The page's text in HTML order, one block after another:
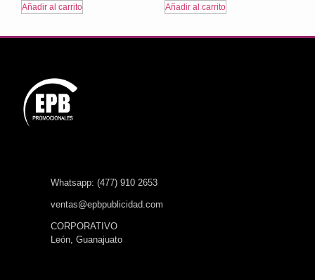
Añadir al carrito Añadir al carrito
Whatsapp: (477) 910 2653
ventas@epbpublicidad.com
CORPORATIVO
León, Guanajuato